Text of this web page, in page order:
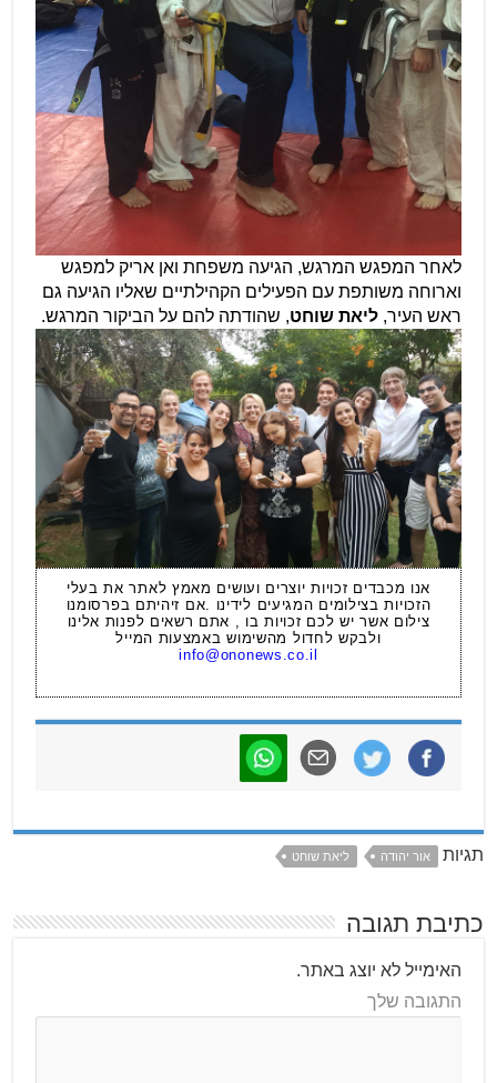
לאחר המפגש המרגש, הגיעה משפחת ואן אריק למפגש
וארוחה משותפת עם הפעילים הקהילתיים שאליו הגיעה גם
ראש העיר,ליאת שוחט, שהודתה להם על הביקור המרגש.
אנו מכבדים זכויות יוצרים ועושים מאמץ לאתר את בעלי
הזכויות בצילומים המגיעים לידינו .אם זיהיתם בפרסומנו
צילום אשר יש לכם זכויות בו , אתם רשאים לפנות אלינו
ולבקש לחדול מהשימוש באמצעות המייל
info@ononews.co.il
תגיות אור יהודה ליאת שוחט
כתיבת תגובה
האימייל לא יוצג באתר.
התגובה שלך